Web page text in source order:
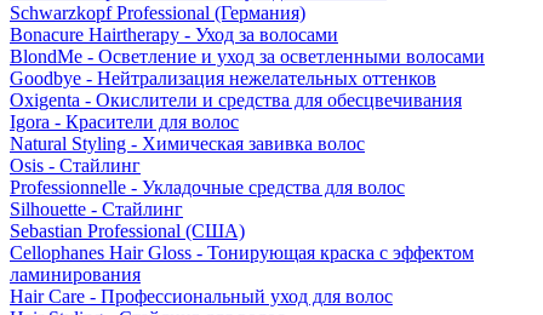
Schwarzkopf Professional (Германия)
Bonacure Hairtherapy - Уход за волосами
BlondMe - Осветление и уход за осветленными волосами
Goodbye - Нейтрализация нежелательных оттенков
Oxigenta - Окислители и средства для обесцвечивания
Igora - Красители для волос
Natural Styling - Химическая завивка волос
Osis - Стайлинг
Professionnelle - Укладочные средства для волос
Silhouette - Стайлинг
Sebastian Professional (США)
Cellophanes Hair Gloss - Тонирующая краска с эффектом
ламинирования
Hair Care - Профессиональный уход для волос